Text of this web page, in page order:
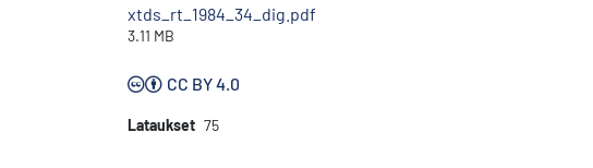
xtds_rt_1984_34_dig.pdf
3.11 MB
CC BY 4.0
Lataukset 75